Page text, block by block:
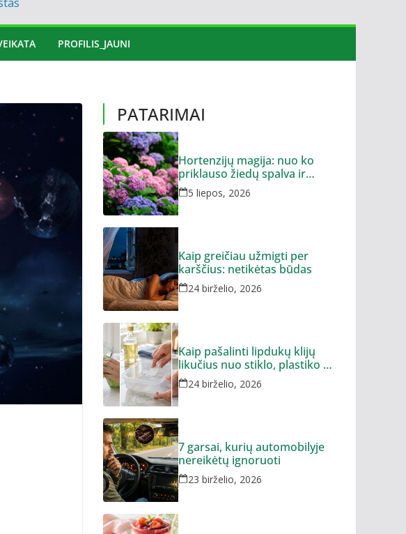
PROFILIS_JAUNI
PATARIMAI
Hortenzijų magija: nuo ko
priklauso žiedų spalva ir
dydis?
5 liepos, 2026
Kaip greičiau užmigti per
karščius: netikėtas būdas
24 birželio, 2026
Kaip pašalinti lipdukų klijų
likučius nuo stiklo, plastiko ar
metalo
24 birželio, 2026
7 garsai, kurių automobilyje
nereikėtų ignoruoti
23 birželio, 2026